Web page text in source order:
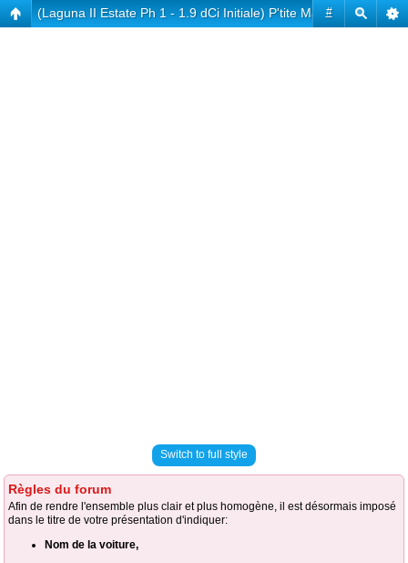
#
(Laguna II Estate Ph 1 - 1.9 dCi Initiale) P'tite Marie
Switch to full style
Règles du forum
Afin de rendre l'ensemble plus clair et plus homogène, il est désormais imposé
dans le titre de votre présentation d'indiquer:
Nom de la voiture,